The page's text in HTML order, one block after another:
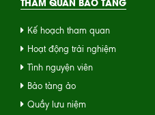
Kế hoạch tham quan
Hoạt động trải nghiệm
Tình nguyện viên
Bảo tàng ảo
Quầy lưu niệm